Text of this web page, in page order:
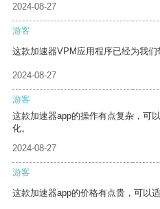
2024-08-27
游客
这款加速器VPM应用程序已经为我们
2024-08-27
游客
这款加速器app的操作有点复杂，可
化。
2024-08-27
游客
这款加速器app的价格有点贵，可以